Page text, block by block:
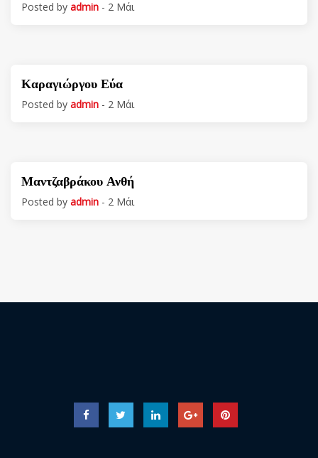
Posted by admin - 2 Μάι
Καραγιώργου Εύα
Posted by admin - 2 Μάι
Μαντζαβράκου Ανθή
Posted by admin - 2 Μάι